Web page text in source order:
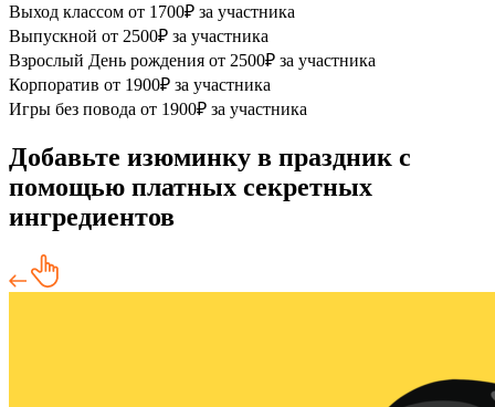
Выход классом от 1700₽ за участника
Выпускной от 2500₽ за участника
Взрослый День рождения от 2500₽ за участника
Корпоратив от 1900₽ за участника
Игры без повода от 1900₽ за участника
Добавьте изюминку в праздник с
помощью платных секретных
ингредиентов